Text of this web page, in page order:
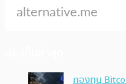
กองทุน